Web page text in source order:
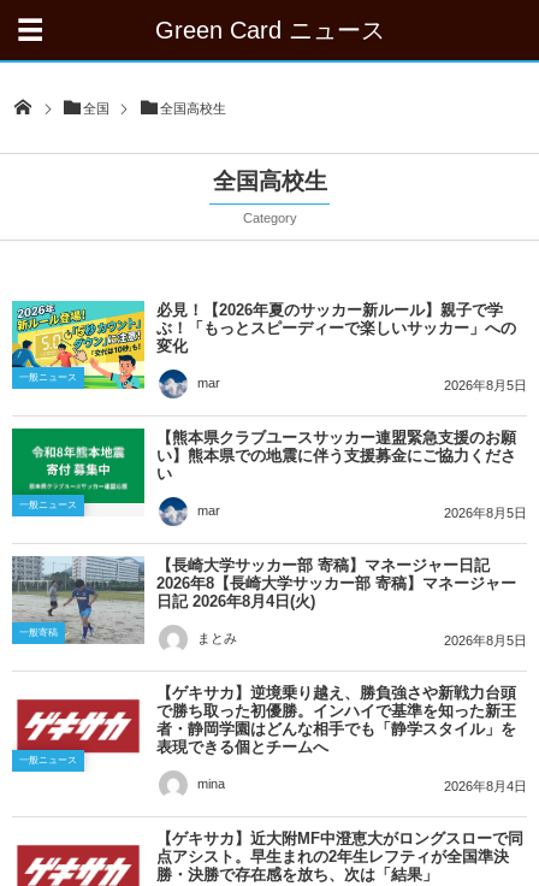
Green Card ニュース
全国 全国高校生
全国高校生
Category
一般ニュース
必見！【2026年夏のサッカー新ルール】親子で学
ぶ！「もっとスピーディーで楽しいサッカー」への
変化
mar 2026年8月5日
一般ニュース
【熊本県クラブユースサッカー連盟緊急支援のお願
い】熊本県での地震に伴う支援募金にご協力くださ
い
mar 2026年8月5日
一般寄稿
【長崎大学サッカー部 寄稿】マネージャー日記
2026年8【長崎大学サッカー部 寄稿】マネージャー
日記 2026年8月4日(火)
まとみ 2026年8月5日
一般ニュース
【ゲキサカ】逆境乗り越え、勝負強さや新戦力台頭
で勝ち取った初優勝。インハイで基準を知った新王
者・静岡学園はどんな相手でも「静学スタイル」を
表現できる個とチームへ
mina 2026年8月4日
【ゲキサカ】近大附MF中澄恵大がロングスローで同
点アシスト。早生まれの2年生レフティが全国準決
勝・決勝で存在感を放ち、次は「結果」